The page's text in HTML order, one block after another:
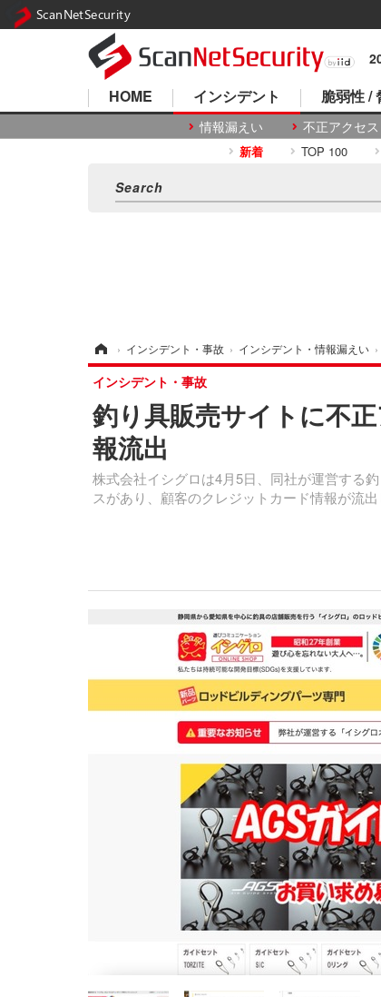
HOME インシデント
情報漏えい 不正アクセス
脆弱性 /
新着 TOP 100
› インシデント・事故 › インシデント・情報漏えい ›
釣り具販売サイトに不
報流出
株式会社イシグロは4月5日、同社が運営する
スがあり、顧客のクレジットカード情報が流
インシデント・事故
ScanNetSecurity